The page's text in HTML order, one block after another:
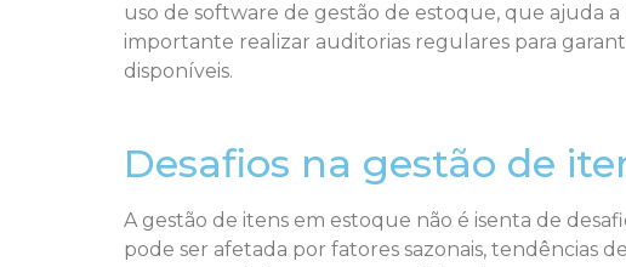
uso de software de gestão de estoque, que ajuda
importante realizar auditorias regulares para
disponíveis.
Desafios na gestão de
A gestão de itens em estoque não é isenta de
pode ser afetada por fatores sazonais, tendências